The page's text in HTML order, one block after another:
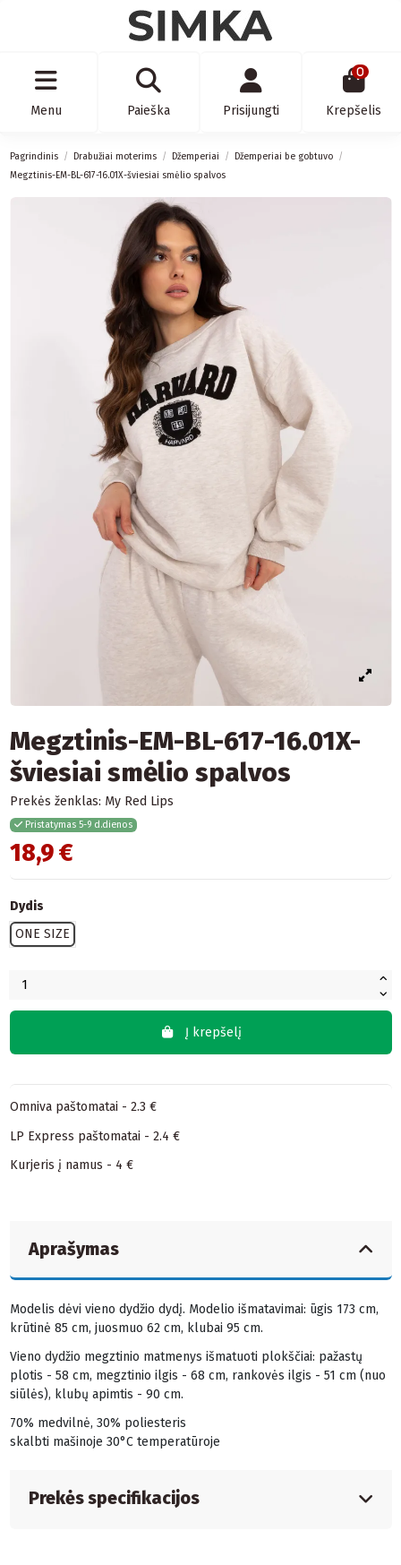
Menu Paieška Prisijungti
0
Krepšelis
Pagrindinis Drabužiai moterims Džemperiai
Džemperiai be gobtuvo
Megztinis-EM-BL-617-16.01X-šviesiai smėlio spalvos
Megztinis-EM-BL-617-16.01X-
šviesiai smėlio spalvos
Prekės ženklas: My Red Lips
Pristatymas 5-9 d.dienos
18,9 €
Dydis
ONE SIZE
Į krepšelį
Omniva paštomatai - 2.3 €
LP Express paštomatai - 2.4 €
Kurjeris į namus - 4 €
Aprašymas
Modelis dėvi vieno dydžio dydį. Modelio išmatavimai: ūgis 173 cm,
krūtinė 85 cm, juosmuo 62 cm, klubai 95 cm.
Vieno dydžio megztinio matmenys išmatuoti plokščiai: pažastų
plotis - 58 cm, megztinio ilgis - 68 cm, rankovės ilgis - 51 cm (nuo
siūlės), klubų apimtis - 90 cm.
70% medvilnė, 30% poliesteris
skalbti mašinoje 30°C temperatūroje
Prekės specifikacijos